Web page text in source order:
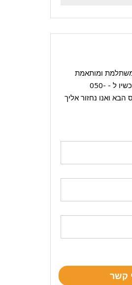
ומותאמת
ל - 050-
ואנו נחזור אליך